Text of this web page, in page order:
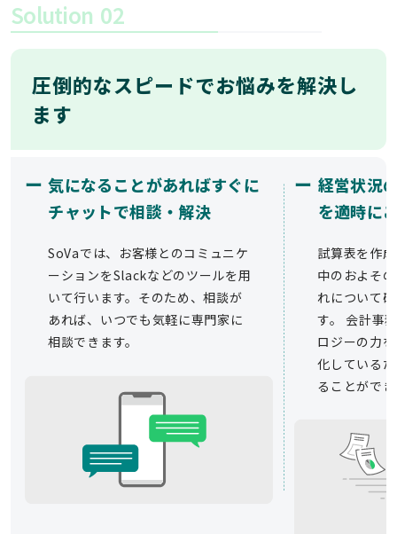
Solution 02
圧倒的なスピードでお悩みを解決し
ます
ー 気になることがあればすぐに
チャットで相談・解決
SoVaでは、お客様とのコミュニケ
ーションをSlackなどのツールを用
いて行います。そのため、相談が
あれば、いつでも気軽に専門家に
相談できます。
ー 経営状況
を適時に
試算表を作
中のおよそ
れについて
す。 会計事
ロジーの力
化している
ることがで